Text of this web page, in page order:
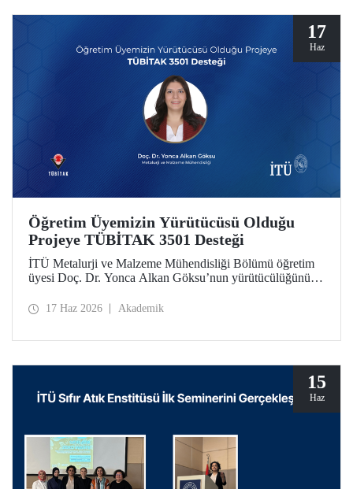
17
Haz
Öğretim Üyemizin Yürütücüsü Olduğu
Projeye TÜBİTAK 3501 Desteği
İTÜ Metalurji ve Malzeme Mühendisliği Bölümü öğretim
üyesi Doç. Dr. Yonca Alkan Göksu’nun yürütücülüğünü
Geri Dönüşümü ve Geri Dönüştürülmüş PET İçeriğinin
desteklenmeye hak kazandı.
17 Haz 2026 Akademik
15
Haz